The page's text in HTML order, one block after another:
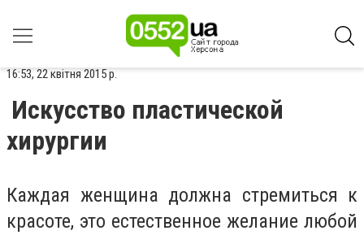
16:53, 22 квітня 2015 р.
Искусство пластической
хирургии
Каждая женщина должна стремиться к
красоте, это естественное желание любой